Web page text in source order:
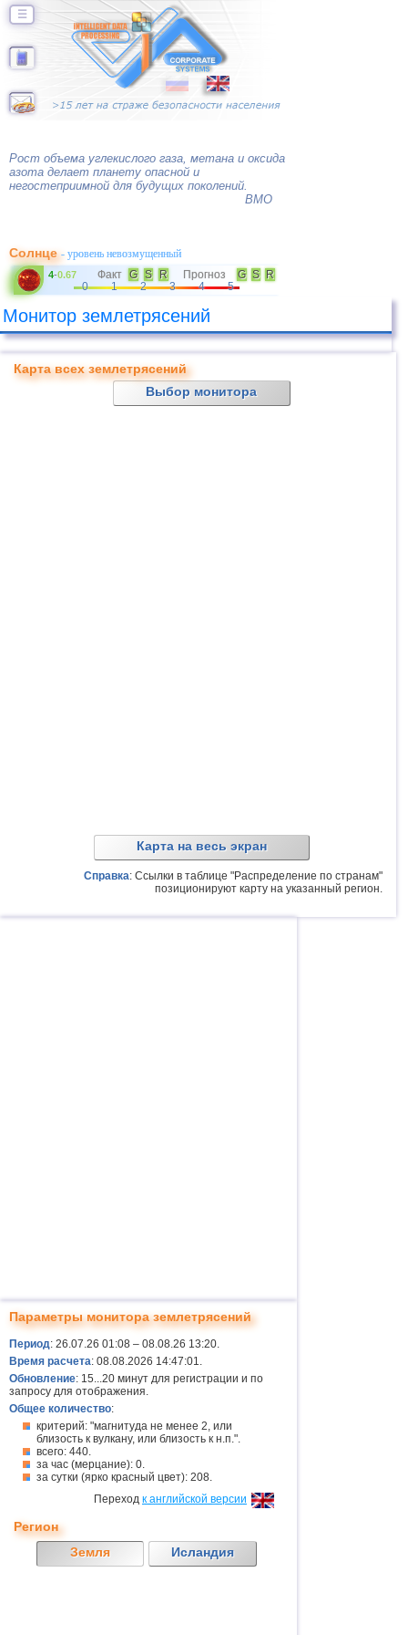
☰
Рост объема углекислого газа, метана и оксида
азота делает планету опасной и
негостеприимной для будущих поколений.
ВМО
Солнце- уровень невозмущенный
4-0.67 Факт G S R Прогноз G S
R
0
1 2 3 4 5
Монитор землетрясений
Карта всех землетрясений
Выбор монитора
Карта на весь экран
Справка: Ссылки в таблице "Распределение по странам"
позиционируют карту на указанный регион.
Параметры монитора землетрясений
Период: 26.07.26 01:08 – 08.08.26 13:20.
Время расчета: 08.08.2026 14:47:01.
Обновление: 15...20 минут для регистрации и по
запросу для отображения.
Общее количество:
критерий: "магнитуда не менее 2, или
близость к вулкану, или близость к н.п.".
всего: 440.
за час (мерцание): 0.
за сутки (ярко красный цвет): 208.
Переход к английской версии
Регион
Земля
Исландия